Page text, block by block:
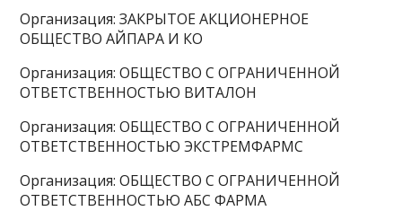
Организация: ЗАКРЫТОЕ АКЦИОНЕРНОЕ
ОБЩЕСТВО АЙПАРА И КО
Организация: ОБЩЕСТВО С ОГРАНИЧЕННОЙ
ОТВЕТСТВЕННОСТЬЮ ВИТАЛОН
Организация: ОБЩЕСТВО С ОГРАНИЧЕННОЙ
ОТВЕТСТВЕННОСТЬЮ ЭКСТРЕМФАРМС
Организация: ОБЩЕСТВО С ОГРАНИЧЕННОЙ
ОТВЕТСТВЕННОСТЬЮ АБС ФАРМА